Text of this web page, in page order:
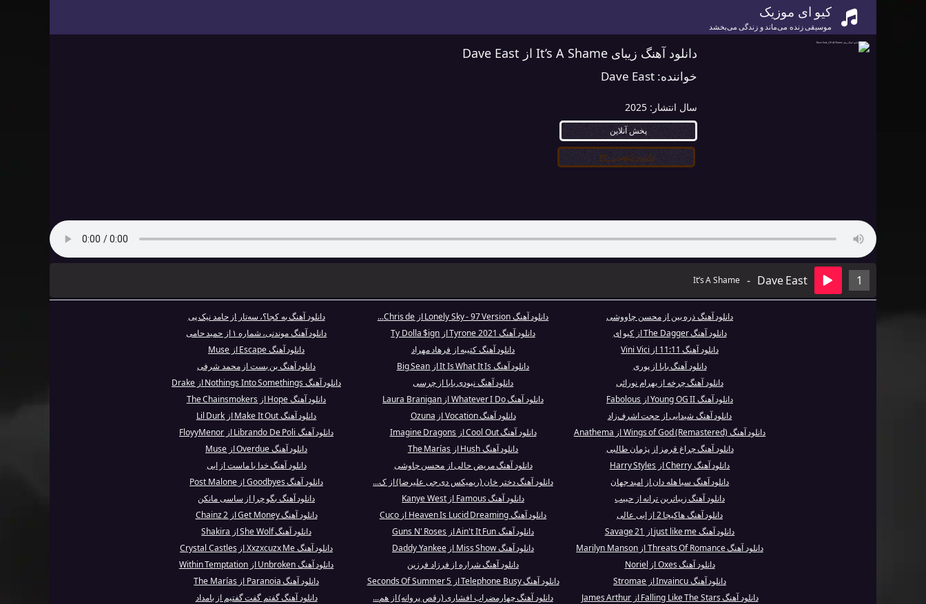
کیو ای موزیک
موسیقی زنده می‌ماند و زندگی می‌بخشد
دانلود آهنگ زیبای It’s A Shame از Dave East
خواننده: Dave East
سال انتشار: 2025
پخش آنلاین
دانلود کیفیت ۳۲۰
1
Dave East
-
It’s A Shame
دانلود آهنگ ذره بین از محسن چاووشی دانلود آهنگ Lonely Sky - 97 Version از Chris de...
دانلود آهنگ به کجا؟، سه‌تار از حامد نیک پی
دانلود آهنگ The Dagger از کیو ای
دانلود آهنگ Tyrone 2021 از Ty Dolla $ign
دانلود آهنگ موندنی، شماره ۱ از حمید حامی
دانلود آهنگ 11:11 از Vini Vici
دانلود آهنگ کتیبه از فرهاد مهراد
دانلود آهنگ Escape از Muse
دانلود آهنگ بابا از پوری
دانلود آهنگ It Is What It Is از Big Sean
دانلود آهنگ بن بست از محمد شرفی
دانلود آهنگ چرخه از بهرام نورائی
دانلود آهنگ نبودی بابا از چرسی
دانلود آهنگ Nothings Into Somethings از Drake
دانلود آهنگ Young OG II از Fabolous
دانلود آهنگ Whatever I Do از Laura Branigan
دانلود آهنگ Hope از The Chainsmokers
دانلود آهنگ شیدایی از حجت اشرف‌زاد
دانلود آهنگ Vocation از Ozuna
دانلود آهنگ Make It Out از Lil Durk
دانلود آهنگ Wings of God (Remastered) از Anathema
دانلود آهنگ Cool Out از Imagine Dragons
دانلود آهنگ Librando De Poli از FloyyMenor
دانلود آهنگ چراغ قرمز از پژمان طالبی
دانلود آهنگ Hush از The Marías
دانلود آهنگ Overdue از Muse
دانلود آهنگ Cherry از Harry Styles
دانلود آهنگ مریض حالی از محسن چاوشی
دانلود آهنگ خدا با ماست از ابی
دانلود آهنگ سیا هله دان از امید جهان
دانلود آهنگ دختر خان (ریمیکس دی جی علیرضا) از ک...
دانلود آهنگ Goodbyes از Post Malone
دانلود آهنگ زیباترین ترانه از حبیب
دانلود آهنگ Famous از Kanye West
دانلود آهنگ بگو چرا از ساسی مانکن
دانلود آهنگ هاکیجا 2 از ابی عالی
دانلود آهنگ Heaven Is Lucid Dreaming از Cuco
دانلود آهنگ Get Money از 2 Chainz
دانلود آهنگ just like me از 21 Savage
دانلود آهنگ Ain't It Fun از Guns N' Roses
دانلود آهنگ She Wolf از Shakira
دانلود آهنگ Threats Of Romance از Marilyn Manson
دانلود آهنگ Miss Show از Daddy Yankee
دانلود آهنگ Xxzxcuzx Me از Crystal Castles
دانلود آهنگ Oxes از Noriel
دانلود آهنگ شراره از فرزاد فرزین
دانلود آهنگ Unbroken از Within Temptation
دانلود آهنگ Invaincu از Stromae
دانلود آهنگ Telephone Busy از 5 Seconds Of Summer
دانلود آهنگ Paranoia از The Marías
دانلود آهنگ Falling Like The Stars از James Arthur
دانلود آهنگ چهارمضراب افشاری (رقص پروانه) از هم...
دانلود آهنگ گفتم گفت گفتیم از بامداد